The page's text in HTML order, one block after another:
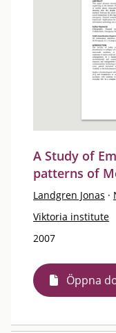
A Study of
patterns of
Landgren Jonas ·
Viktoria institute
2007
Öppna